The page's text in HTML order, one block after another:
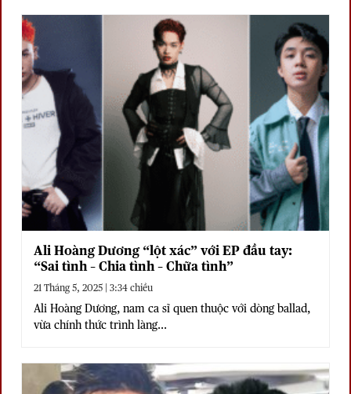
Ali Hoàng Dương “lột xác” với EP đầu tay:
“Sai tình – Chia tình – Chữa tình”
21 Tháng 5, 2025 | 3:34 chiều
Ali Hoàng Dương, nam ca sĩ quen thuộc với dòng ballad,
vừa chính thức trình làng...